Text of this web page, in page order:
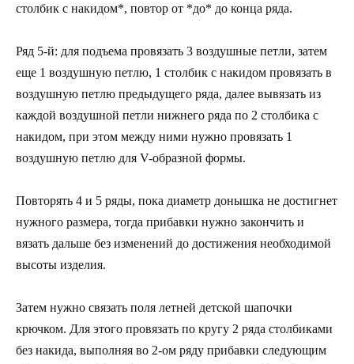
столбик с накидом*, повтор от *до* до конца ряда.
Ряд 5-й: для подъема провязать 3 воздушные петли, затем
еще 1 воздушную петлю, 1 столбик с накидом провязать в
воздушную петлю предыдущего ряда, далее вывязать из
каждой воздушной петли нижнего ряда по 2 столбика с
накидом, при этом между ними нужно провязать 1
воздушную петлю для V-образной формы.
Повторять 4 и 5 ряды, пока диаметр донышка не достигнет
нужного размера, тогда прибавки нужно закончить и
вязать дальше без изменений до достижения необходимой
высоты изделия.
Затем нужно связать поля летней детской шапочки
крючком. Для этого провязать по кругу 2 ряда столбиками
без накида, выполняя во 2-ом ряду прибавки следующим